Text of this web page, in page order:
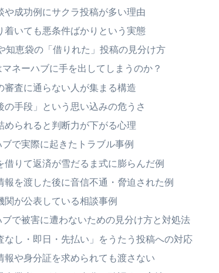
や成功例にサクラ投稿が多い理由
着いても悪条件ばかりという実態
知恵袋の「借りれた」投稿の見分け方
ネーハブに手を出してしまうのか？
審査に通らない人が集まる構造
の手段」という思い込みの危うさ
められると判断力が下がる心理
で実際に起きたトラブル事例
借りて返済が雪だるま式に膨らんだ例
報を渡した後に音信不通・脅迫された例
関が公表している相談事例
ブで被害に遭わないための見分け方と対処法
なし・即日・先払い」をうたう投稿への対応
報や身分証を求められても渡さない